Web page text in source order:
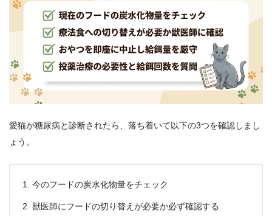
愛猫が糖尿病と診断されたら、落ち着いて以下の3つを確認しまし
ょう。
今のフードの炭水化物量をチェック
獣医師にフードの切り替えが必要か必ず確認する